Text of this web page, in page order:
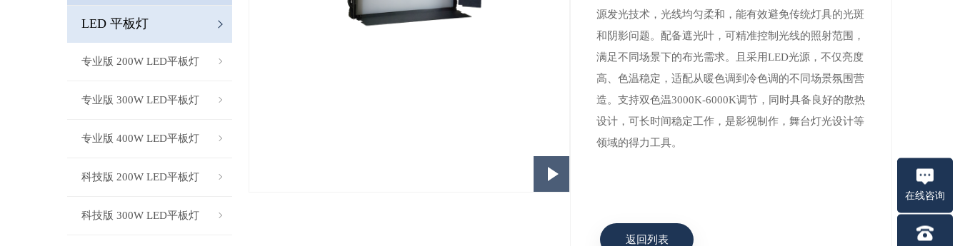
LED 平板灯
专业版 200W LED平板灯
专业版 300W LED平板灯
专业版 400W LED平板灯
科技版 200W LED平板灯
科技版 300W LED平板灯
源发光技术，光线均匀柔和，能有效避免传统灯具的光斑
和阴影问题。配备遮光叶，可精准控制光线的照射范围，
满足不同场景下的布光需求。且采用LED光源，不仅亮度
高、色温稳定，适配从暖色调到冷色调的不同场景氛围营
造。支持双色温3000K-6000K调节，同时具备良好的散热
设计，可长时间稳定工作，是影视制作，舞台灯光设计等
领域的得力工具。
返回列表
在线咨询